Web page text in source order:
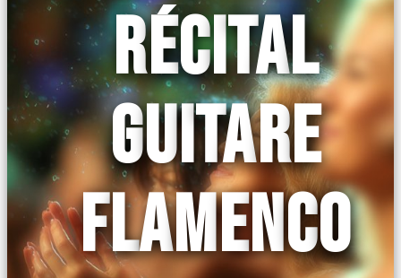
RÉCITAL
GUITARE
FLAMENCO